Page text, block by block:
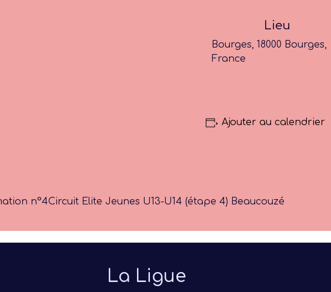
Lieu
Bourges, 18000 Bourges,
France
Ajouter au calendrier
n°4Circuit Elite Jeunes U13-U14 (étape 4) Beaucouzé
La Ligue